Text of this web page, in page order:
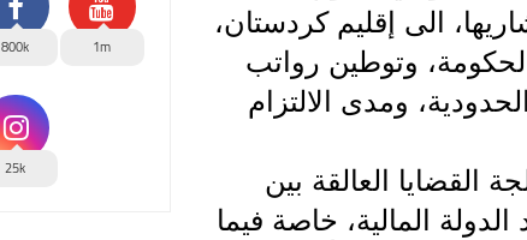
الى إقليم كردستان،
وتوطين رواتب
ومدى الالتزام
القضايا العالقة بين
المالية، خاصة فيما
1m
800k
25k